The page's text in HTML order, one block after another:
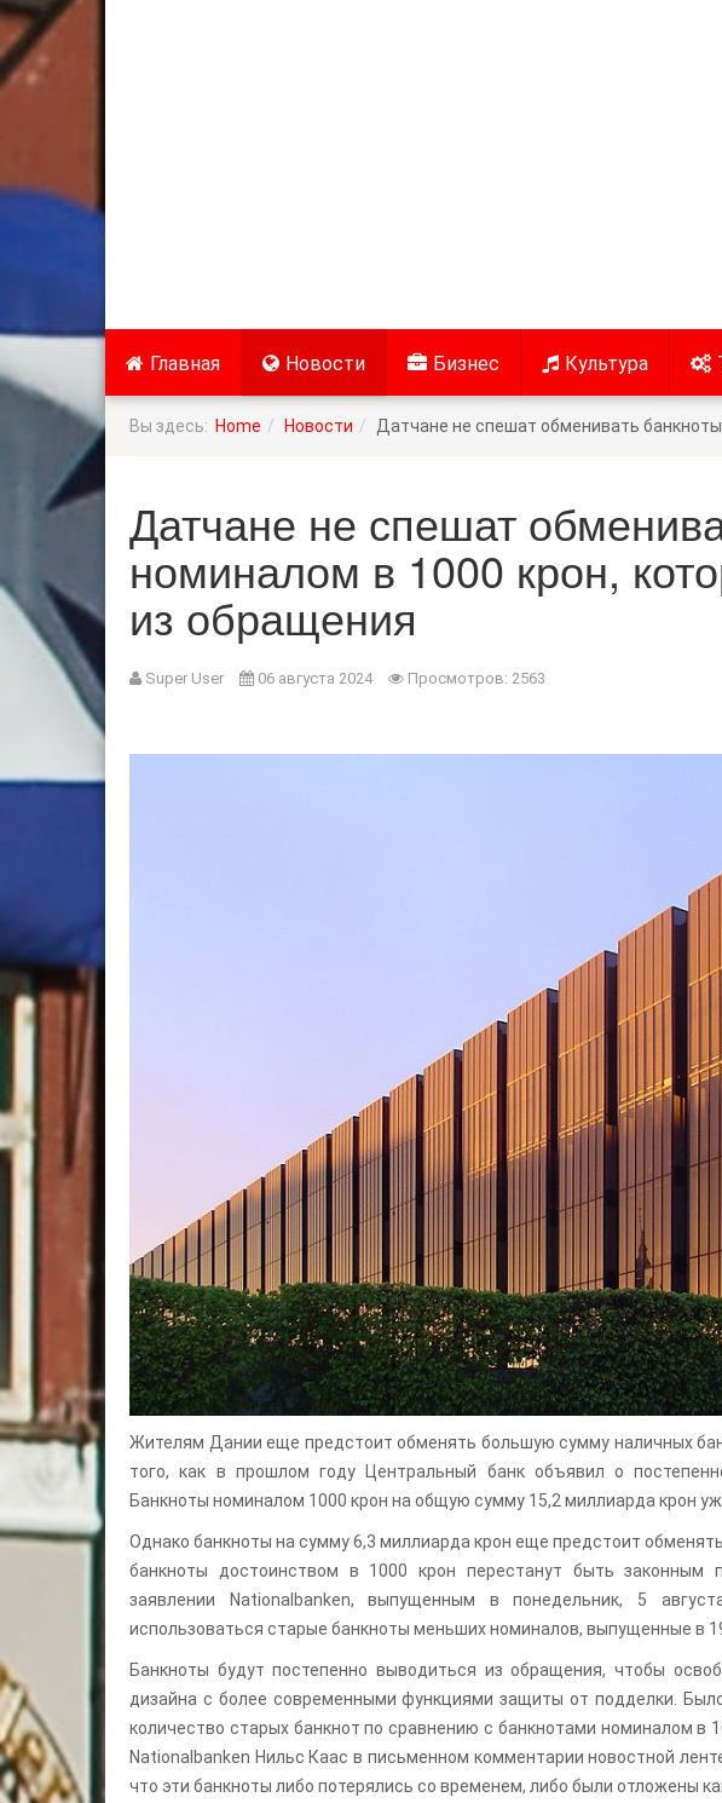
Главная Новости Бизнес Культура
Вы здесь: Home Новости Датчане не спешат обменивать
Датчане не спешат
номиналом в 1000 крон,
из обращения
Super User 06 августа 2024 Просмотров: 2563
Жителям Дании еще предстоит обменять большую сумму наличных
того, как в прошлом году Центральный банк объявил о
Банкноты номиналом 1000 крон на общую сумму 15,2 миллиарда крон
Однако банкноты на сумму 6,3 миллиарда крон еще предстоит
банкноты достоинством в 1000 крон перестанут быть законным
заявлении Nationalbanken, выпущенным в понедельник, 5
использоваться старые банкноты меньших номиналов, выпущенные в
Банкноты будут постепенно выводиться из обращения, чтобы
дизайна с более современными функциями защиты от подделки.
количество старых банкнот по сравнению с банкнотами номиналом в
Nationalbanken Нильс Каас в письменном комментарии новостной
что эти банкноты либо потерялись со временем, либо были отложены